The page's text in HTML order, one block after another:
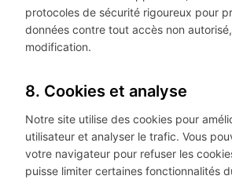
protocoles de sécurité rigoureux pour
données contre tout accès non
modification.
8. Cookies et analyse
Notre site utilise des cookies pour
utilisateur et analyser le trafic. Vous
votre navigateur pour refuser les
puisse limiter certaines fonctionnalités